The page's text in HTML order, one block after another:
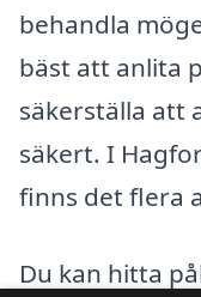
behandla
bäst att anlita
säkerställa att
säkert. I
finns det flera
Du kan hitta